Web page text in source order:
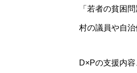
「若者の貧困
村の議員や自
D×Pの支援内